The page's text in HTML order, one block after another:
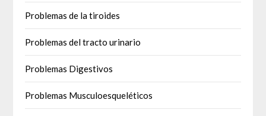
Problemas de la tiroides
Problemas del tracto urinario
Problemas Digestivos
Problemas Musculoesqueléticos